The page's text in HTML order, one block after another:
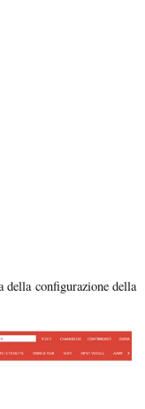
configurazione della